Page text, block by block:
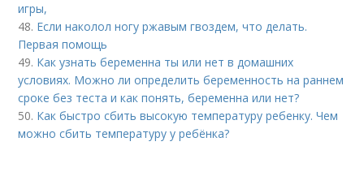
игры,
48. Если наколол ногу ржавым гвоздем, что делать.
Первая помощь
49. Как узнать беременна ты или нет в домашних
условиях. Можно ли определить беременность на раннем
сроке без теста и как понять, беременна или нет?
50. Как быстро сбить высокую температуру ребенку. Чем
можно сбить температуру у ребёнка?